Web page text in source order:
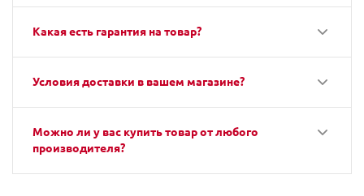
Какая есть гарантия на товар?
Условия доставки в вашем магазине?
Можно ли у вас купить товар от любого
производителя?